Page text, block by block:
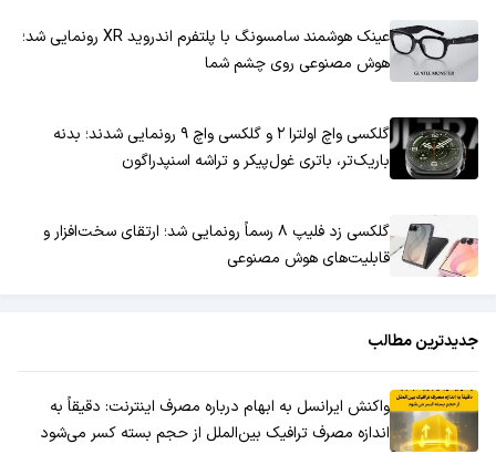
عینک هوشمند سامسونگ با پلتفرم اندروید XR رونمایی شد؛
هوش مصنوعی روی چشم شما
گلکسی واچ اولترا ۲ و گلکسی واچ ۹ رونمایی شدند؛ بدنه
باریک‌تر، باتری غول‌پیکر و تراشه اسنپدراگون
گلکسی زد فلیپ ۸ رسماً رونمایی شد؛ ارتقای سخت‌افزار و
قابلیت‌های هوش مصنوعی
جدیدترین مطالب
واکنش ایرانسل به ابهام درباره مصرف اینترنت: دقیقاً به
اندازه مصرف ترافیک بین‌الملل از حجم بسته کسر می‌شود